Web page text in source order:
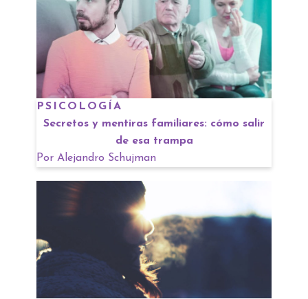
PSICOLOGÍA
Secretos y mentiras familiares: cómo salir
de esa trampa
Por Alejandro Schujman